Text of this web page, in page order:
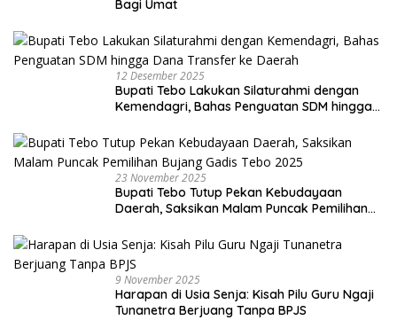
Bagi Umat
12 Desember 2025
Bupati Tebo Lakukan Silaturahmi dengan
Kemendagri, Bahas Penguatan SDM hingga
23 November 2025
Bupati Tebo Tutup Pekan Kebudayaan
Daerah, Saksikan Malam Puncak Pemilihan
9 November 2025
Harapan di Usia Senja: Kisah Pilu Guru Ngaji
Tunanetra Berjuang Tanpa BPJS